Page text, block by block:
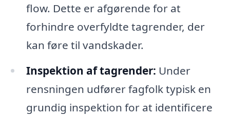
flow. Dette er afgørende for at
forhindre overfyldte tagrender, der
kan føre til vandskader.
Inspektion af tagrender: Under
rensningen udfører fagfolk typisk en
grundig inspektion for at identificere